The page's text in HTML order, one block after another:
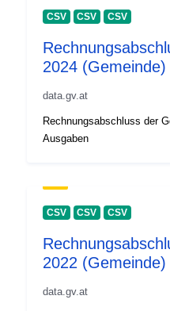
CSV CSV CSV
2024 (Gemeinde)
data.gv.at
Rechnungsabschluss der
Ausgaben
CSV CSV CSV
2022 (Gemeinde)
data.gv.at